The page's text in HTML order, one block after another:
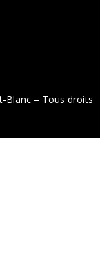
Blanc – Tous droits